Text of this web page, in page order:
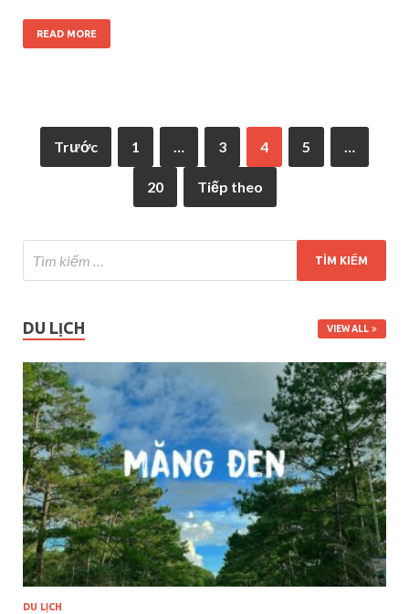
READ MORE
Trước 1 … 3 4 5 …
20 Tiếp theo
DU LỊCH VIEW ALL
DU LỊCH